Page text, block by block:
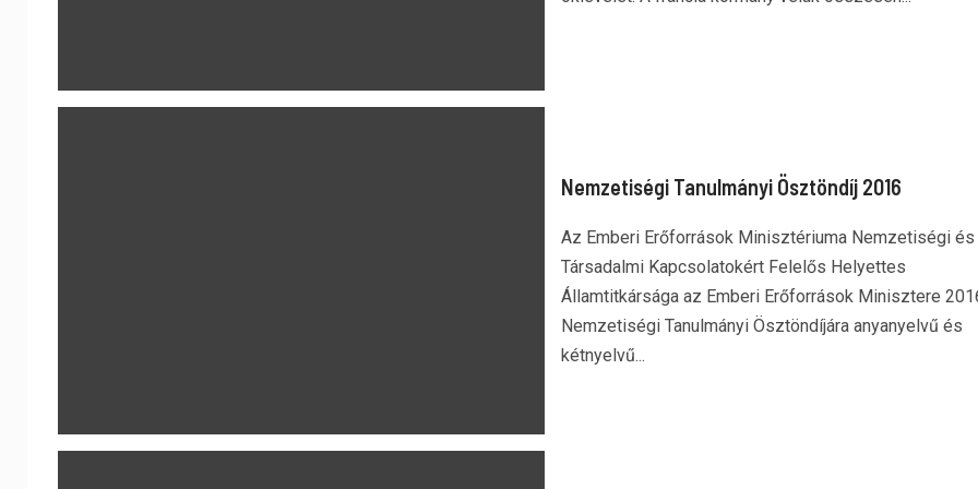
Nemzetiségi Tanulmányi Ösztöndíj 2016
Az Emberi Erőforrások Minisztériuma Nemzetiségi és
Társadalmi Kapcsolatokért Felelős Helyettes
Államtitkársága az Emberi Erőforrások Minisztere
Nemzetiségi Tanulmányi Ösztöndíjára anyanyelvű és
kétnyelvű...